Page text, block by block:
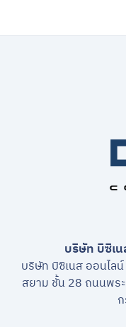
บริษัท บิซิเ
บริษัท บิซิเนส ออนไล
สยาม ชั้น 28 ถนนพร